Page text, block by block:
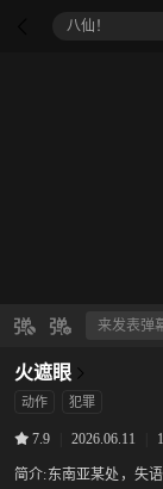
八仙！
火遮眼
动作 犯罪
7.9 2026.06.11
简介:东南亚某处，失